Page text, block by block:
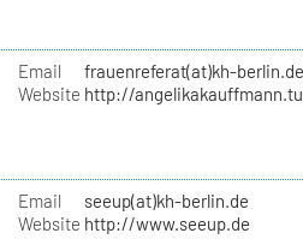
Email
frauenreferat(at)kh-berlin.de
Website http://
Email
seeup(at)kh-berlin.de
Website http://www.seeup.de